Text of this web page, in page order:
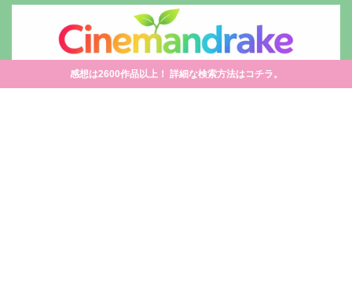
感想は2600作品以上！ 詳細な検索方法はコチラ。